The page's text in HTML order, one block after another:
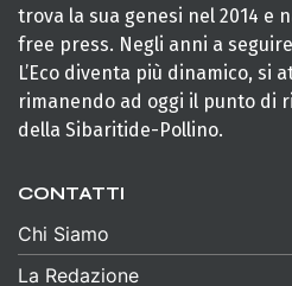
trova la sua genesi nel 2014 e
free press. Negli anni a
L’Eco diventa più dinamico, si
rimanendo ad oggi il punto di
della Sibaritide-Pollino.
CONTATTI
Chi Siamo
La Redazione